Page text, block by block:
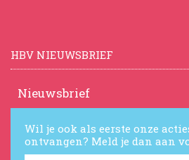
HBV NIEUWSBRIEF
Nieuwsbrief
Wil je ook als eerste onze
ontvangen? Meld je dan aan